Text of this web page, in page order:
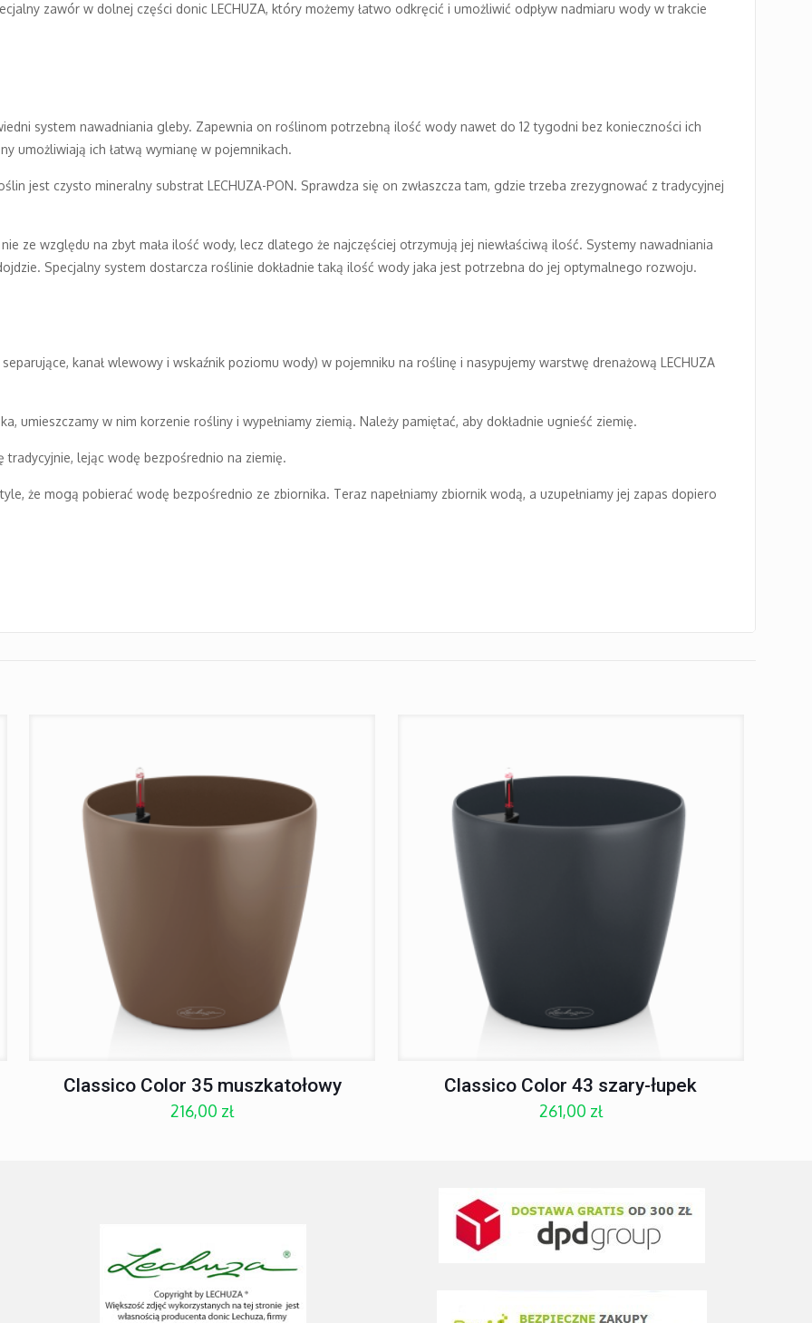
zawór w dolnej części donic LECHUZA, który możemy łatwo odkręcić i umożliwić odpływ nadmiaru wody w trakcie
system nawadniania gleby. Zapewnia on roślinom potrzebną ilość wody nawet do 12 tygodni bez konieczności ich
umożliwiają ich łatwą wymianę w pojemnikach.
jest czysto mineralny substrat LECHUZA-PON. Sprawdza się on zwłaszcza tam, gdzie trzeba zrezygnować z tradycyjnej
ze względu na zbyt mała ilość wody, lecz dlatego że najczęściej otrzymują jej niewłaściwą ilość. Systemy nawadniania
Specjalny system dostarcza roślinie dokładnie taką ilość wody jaka jest potrzebna do jej optymalnego rozwoju.
kanał wlewowy i wskaźnik poziomu wody) w pojemniku na roślinę i nasypujemy warstwę drenażową LECHUZA
umieszczamy w nim korzenie rośliny i wypełniamy ziemią. Należy pamiętać, aby dokładnie ugnieść ziemię.
lejąc wodę bezpośrednio na ziemię.
że mogą pobierać wodę bezpośrednio ze zbiornika. Teraz napełniamy zbiornik wodą, a uzupełniamy jej zapas dopiero
Classico Color 35 muszkatołowy
216,00 zł
Classico Color 43 szary-łupek
261,00 zł